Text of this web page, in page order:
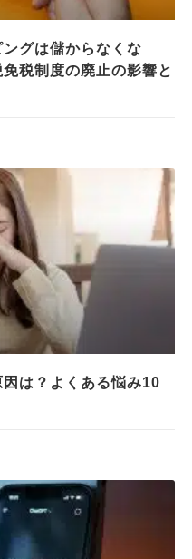
グは儲からなくな
税制度の廃止の影響と
は？よくある悩み10